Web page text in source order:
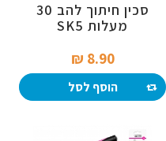
סכין חיתוך להב 30
מעלות SK5
8.90 ₪‎
הוסף לסל